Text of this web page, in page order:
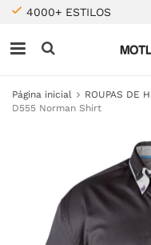
4000+ ESTILOS
Página inicial ROUPAS DE
D555 Norman Shirt